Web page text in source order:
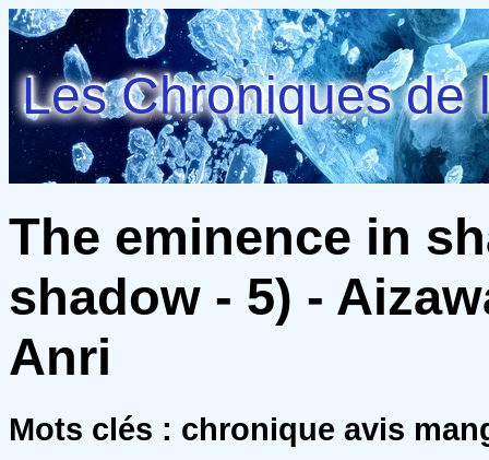
Les Chroniques de
The eminence in
shadow - 5) -
Anri
Mots clés : chronique avis